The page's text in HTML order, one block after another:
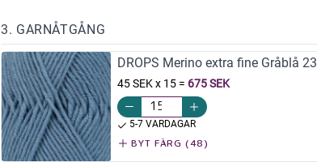
3. GARNÅTGÅNG
DROPS Merino extra fine Gråblå 23
45 SEK x 15= 675 SEK
5-7 VARDAGAR
BYT FÄRG (48)